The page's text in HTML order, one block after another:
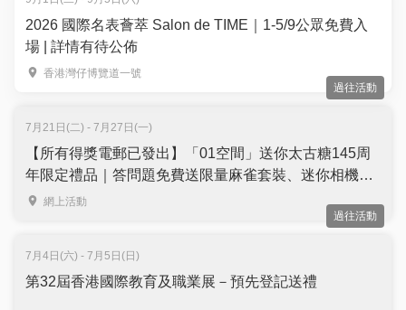
2026 國際名表薈萃 Salon de TIME｜1-5/9公眾免費入
場 | 詳情有待公佈
香港灣仔博覽道一號
過往活動
7月21日(二) - 7月27日(一)
【所有得獎電郵已發出】「01空間」送你太古糖145周
年限定禮品｜答問題免費送限量麻雀套裝、迷你相機及
迷你環保袋｜名額10個
網上活動
過往活動
7月4日(六) - 7月5日(日)
第32屆香港國際教育及職業展－預先登記送禮